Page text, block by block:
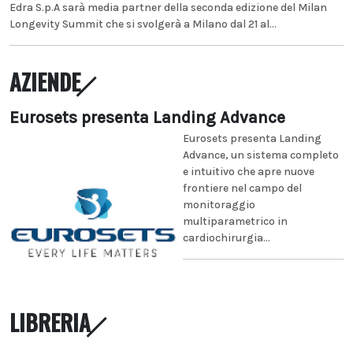
Edra S.p.A sarà media partner della seconda edizione del Milan
Longevity Summit che si svolgerà a Milano dal 21 al...
AZIENDE
Eurosets presenta Landing Advance
Eurosets presenta Landing
Advance, un sistema completo
e intuitivo che apre nuove
frontiere nel campo del
monitoraggio
multiparametrico in
cardiochirurgia...
LIBRERIA